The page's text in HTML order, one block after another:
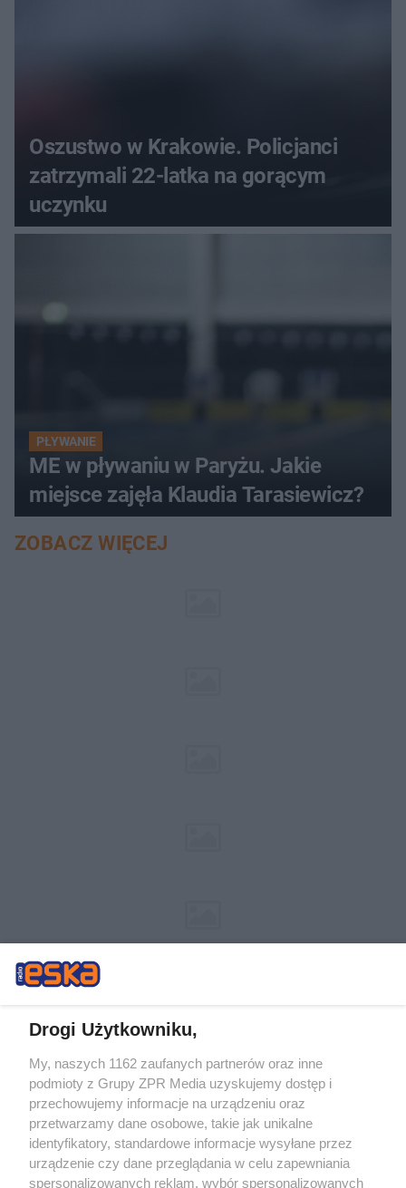
Oszustwo w Krakowie. Policjanci
zatrzymali 22-latka na gorącym
uczynku
PŁYWANIE
ME w pływaniu w Paryżu. Jakie
miejsce zajęła Klaudia Tarasiewicz?
ZOBACZ WIĘCEJ
Żaden utwór zamieszczony w serwisie nie może być powielany i
rozpowszechniany lub dalej rozpowszechniany w jakikolwiek sposób (w
tym także elektroniczny lub mechaniczny) na jakimkolwiek polu
eksploatacji w jakiejkolwiek formie, włącznie z umieszczaniem w Internecie
bez pisemnej zgody właściciela praw. Jakiekolwiek użycie lub
wykorzystanie utworów w całości lub w części z naruszeniem prawa, tzn.
bez właściwej zgody, jest zabronione pod groźbą kary i może być ścigane
prawnie.
Drogi Użytkowniku,
My, naszych 1162 zaufanych partnerów oraz inne
podmioty z Grupy ZPR Media uzyskujemy dostęp i
przechowujemy informacje na urządzeniu oraz
przetwarzamy dane osobowe, takie jak unikalne
identyfikatory, standardowe informacje wysyłane przez
urządzenie czy dane przeglądania w celu zapewniania
spersonalizowanych reklam, wybór spersonalizowanych